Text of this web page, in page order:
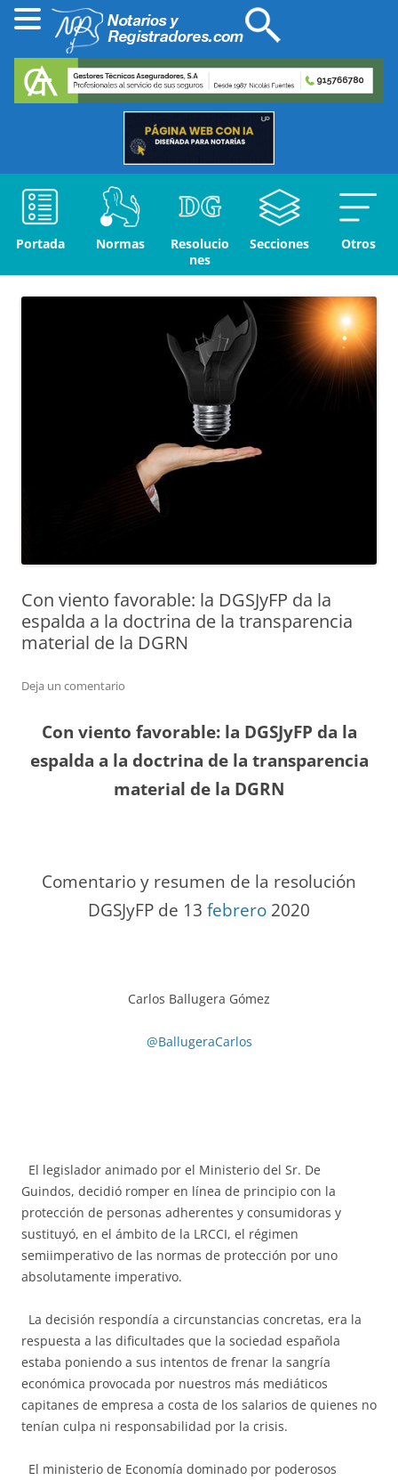
Portada Normas
Resolucio
nes
Secciones Otros
Con viento favorable: la DGSJyFP da la
espalda a la doctrina de la transparencia
material de la DGRN
Deja un comentario
Con viento favorable: la DGSJyFP da la
espalda a la doctrina de la transparencia
material de la DGRN
Comentario y resumen de la resolución
DGSJyFP de 13 febrero 2020
Carlos Ballugera Gómez
@BallugeraCarlos
El legislador animado por el Ministerio del Sr. De
Guindos, decidió romper en línea de principio con la
protección de personas adherentes y consumidoras y
sustituyó, en el ámbito de la LRCCI, el régimen
semiimperativo de las normas de protección por uno
absolutamente imperativo.
La decisión respondía a circunstancias concretas, era la
respuesta a las dificultades que la sociedad española
estaba poniendo a sus intentos de frenar la sangría
económica provocada por nuestros más mediáticos
capitanes de empresa a costa de los salarios de quienes no
tenían culpa ni responsabilidad por la crisis.
El ministerio de Economía dominado por poderosos